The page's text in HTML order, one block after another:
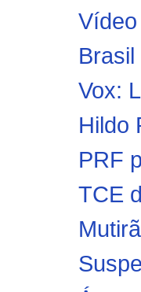
Vox:
Hildo
PRF
TCE